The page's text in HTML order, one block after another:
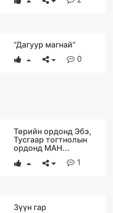
“Дагуур магнай”
0
Төрийн ордонд Эбэ,
Тусгаар тогтнолын
ордонд МАН...
1
Зүүн гар